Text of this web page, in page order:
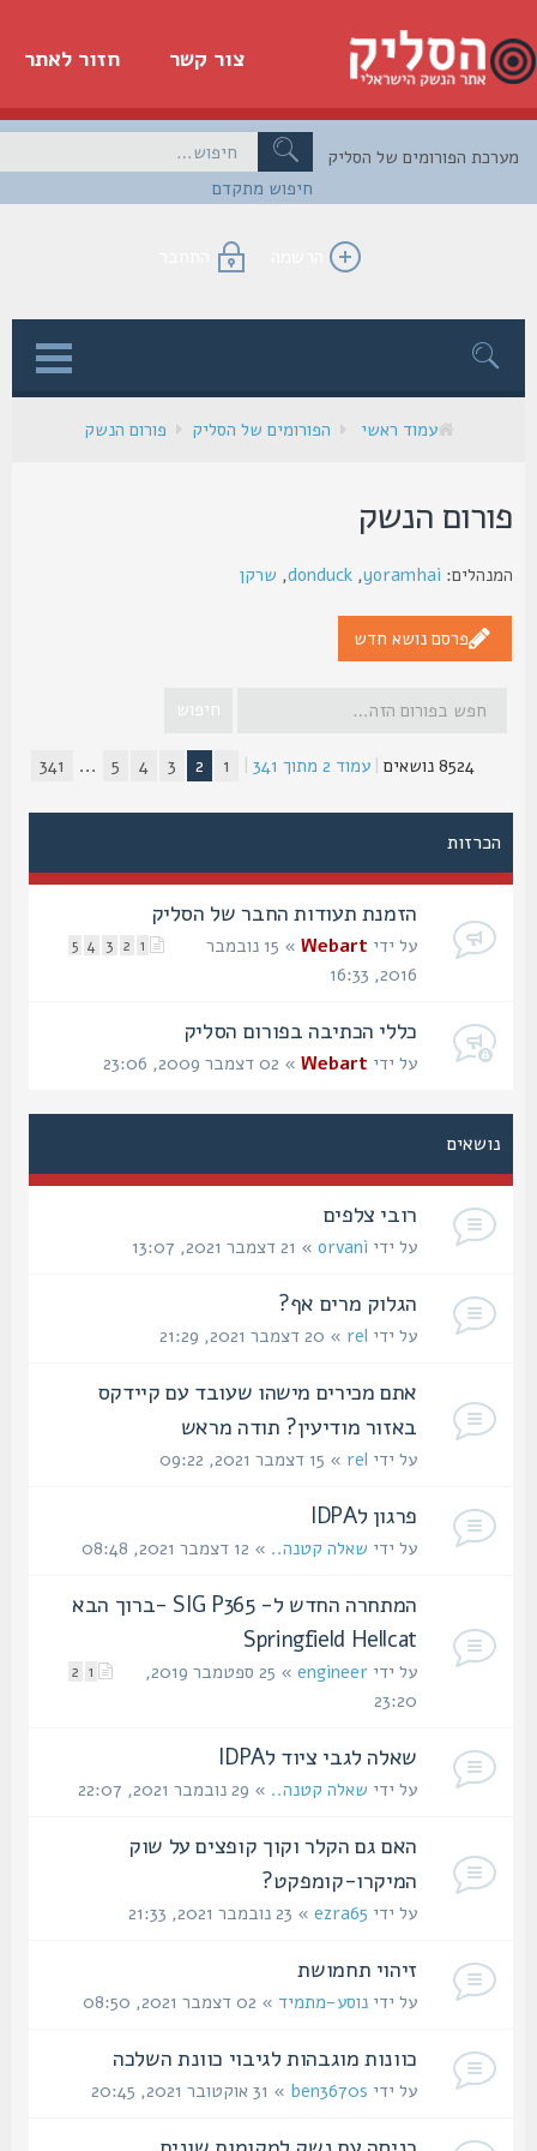
חזור לאתר צור קשר
חיפוש מתקדם
הפורומים של הסליק
הרשמה התחבר
עמוד ראשי הפורומים של הסליק פורום הנשק
הנשק
yoramhai
,
donduck
,שרקן
פרסם נושא חדש
|עמוד2מתוך341
|
1
5
...
341
הכרזות
הזמנת תעודות החבר של הסליק
2
3
4
5 על ידיWebart
» 15 נובמבר
כללי הכתיבה בפורום הסליק
על ידיWebart» 02 דצמבר 2009, 23:06
נושאים
רובי צלפים
על ידיorvani» 21 דצמבר 2021, 13:07
הגלוק מרים אף?
על ידיrel» 20 דצמבר 2021, 21:29
אתם מכירים מישהו שעובד עם קיידקס
באזור מודיעין? תודה מראש
על ידיrel» 15 דצמבר 2021, 09:22
פרגון לIDPA
על ידישאלה קטנה..» 12 דצמבר 2021, 08:48
המתחרה החדש ל- SIG P365 -ברוך הבא
Springfield Hellcat
2 על ידיengineer
» 25 ספטמבר 2019,
23:20
שאלה לגבי ציוד לIDPA
על ידישאלה קטנה..» 29 נובמבר 2021, 22:07
האם גם הקלר וקוך קופצים על שוק
המיקרו-קומפקט?
על ידיezra65» 23 נובמבר 2021, 21:33
זיהוי תחמושת
על ידינוסע-מתמיד» 02 דצמבר 2021, 08:50
כוונות מוגבהות לגיבוי כוונת השלכה
על ידיben3670s» 31 אוקטובר 2021, 20:45